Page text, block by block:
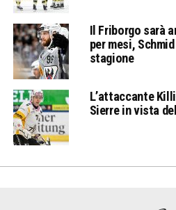
Il Friborgo sarà
per mesi,
stagione
L’attaccante
Sierre in vista